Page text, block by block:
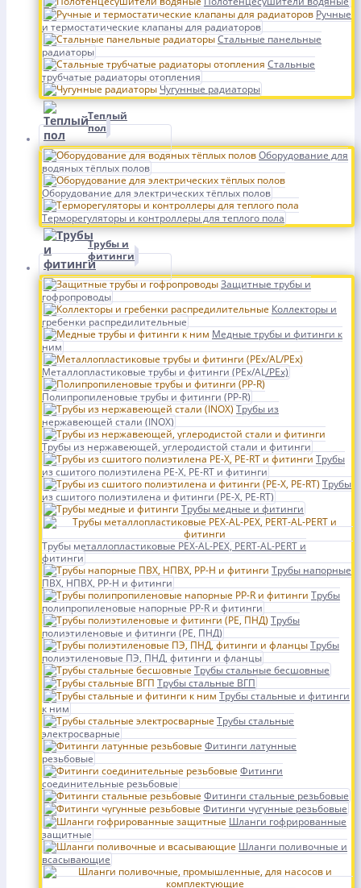
Ручные
и термостатические клапаны для радиаторов
Стальные панельные
радиаторы
Стальные
трубчатые радиаторы отопления
Чугунные радиаторы
Теплый
пол
Оборудование для
водяных тёплых полов
Оборудование для электрических тёплых полов
Терморегуляторы и контроллеры для теплого пола
Трубы и
фитинги
Защитные трубы и
гофропроводы
Коллекторы и
гребенки распредилительные
Медные трубы и фитинги к
ним
Металлопластиковые трубы и фитинги (PEx/AL/PEx)
Полипропиленовые трубы и фитинги (PP-R)
Трубы из
нержавеющей стали (INOX)
Трубы из нержавеющей, углеродистой стали и фитинги
Трубы
из сшитого полиэтилена PE-X, PE-RT и фитинги
Трубы
из сшитого полиэтилена и фитинги (PE-X, PE-RT)
Трубы медные и фитинги
Трубы металлопластиковые PEX-AL-PEX, PERT-AL-PERT и
фитинги
Трубы напорные
ПВХ, НПВХ, PP-H и фитинги
Трубы
полипропиленовые напорные PP-R и фитинги
Трубы
полиэтиленовые и фитинги (PE, ПНД)
Трубы
полиэтиленовые ПЭ, ПНД, фитинги и фланцы
Трубы стальные бесшовные
Трубы стальные ВГП
Трубы стальные и фитинги
к ним
Трубы стальные
электросварные
Фитинги латунные
резьбовые
Фитинги
соединительные резьбовые
Фитинги стальные резьбовые
Фитинги чугунные резьбовые
Шланги гофрированные
защитные
Шланги поливочные и
всасывающие